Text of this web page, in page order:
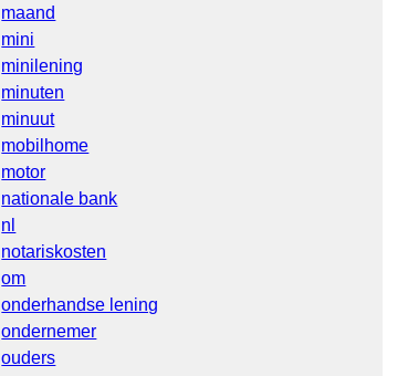
maand
mini
minilening
minuten
minuut
mobilhome
motor
nationale bank
nl
notariskosten
om
onderhandse lening
ondernemer
ouders